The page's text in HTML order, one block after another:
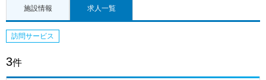
施設情報 求人一覧
訪問サービス
3件